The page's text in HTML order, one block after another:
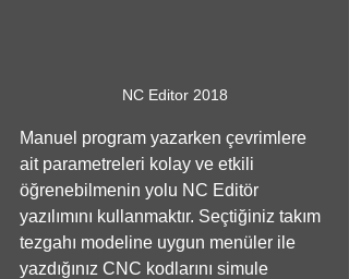
NC Editor 2018
Manuel program yazarken çevrimlere
ait parametreleri kolay ve etkili
öğrenebilmenin yolu NC Editör
yazılımını kullanmaktır. Seçtiğiniz takım
tezgahı modeline uygun menüler ile
yazdığınız CNC kodlarını simule